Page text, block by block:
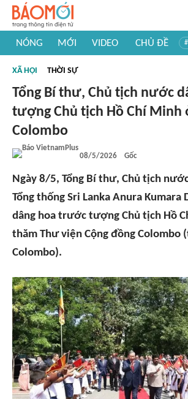
NÓNG MỚI VIDEO CHỦ ĐỀ
#Khám phá Việt Nam
XÃ HỘI THỜI SỰ
Tổng Bí thư, Chủ tịch nước
tượng Chủ tịch Hồ Chí Minh
Colombo
08/5/2026 Gốc
Ngày 8/5, Tổng Bí thư, Chủ tịch
Tổng thống Sri Lanka Anura Kumara
dâng hoa trước tượng Chủ tịch Hồ
thăm Thư viện Cộng đồng Colombo
Colombo).